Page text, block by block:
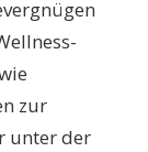
zur
unter der